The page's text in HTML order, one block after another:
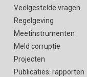
Veelgestelde vragen
Regelgeving
Meetinstrumenten
Meld corruptie
Projecten
Publicaties: rapporten